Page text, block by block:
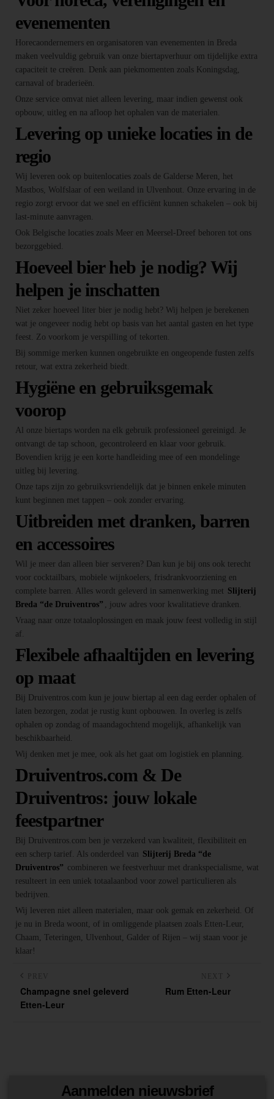
evenementen
Horecaondernemers en organisatoren van evenementen in Breda
maken veelvuldig gebruik van onze biertapverhuur om tijdelijke extra
capaciteit te creëren. Denk aan piekmomenten zoals Koningsdag,
carnaval of braderieën.
Onze service omvat niet alleen levering, maar indien gewenst ook
opbouw, uitleg en na afloop het ophalen van de materialen.
Levering op unieke locaties in de
regio
Wij leveren ook op buitenlocaties zoals de Galderse Meren, het
Mastbos, Wolfslaar of een weiland in Ulvenhout. Onze ervaring in de
regio zorgt ervoor dat we snel en efficiënt kunnen schakelen – ook bij
last-minute aanvragen.
Ook Belgische locaties zoals Meer en Meersel-Dreef behoren tot ons
bezorggebied.
Hoeveel bier heb je nodig? Wij
helpen je inschatten
Niet zeker hoeveel liter bier je nodig hebt? Wij helpen je berekenen
wat je ongeveer nodig hebt op basis van het aantal gasten en het type
feest. Zo voorkom je verspilling of tekorten.
Bij sommige merken kunnen ongebruikte en ongeopende fusten zelfs
retour, wat extra zekerheid biedt.
Hygiëne en gebruiksgemak
voorop
Al onze biertaps worden na elk gebruik professioneel gereinigd. Je
ontvangt de tap schoon, gecontroleerd en klaar voor gebruik.
Bovendien krijg je een korte handleiding mee of een mondelinge
uitleg bij levering.
Onze taps zijn zo gebruiksvriendelijk dat je binnen enkele minuten
kunt beginnen met tappen – ook zonder ervaring.
Uitbreiden met dranken, barren
en accessoires
Wil je meer dan alleen bier serveren? Dan kun je bij ons ook terecht
voor cocktailbars, mobiele wijnkoelers, frisdrankvoorziening en
complete barren. Alles wordt geleverd in samenwerking met Slijterij
Breda “de Druiventros”
, jouw adres voor kwalitatieve dranken.
Vraag naar onze totaaloplossingen en maak jouw feest volledig in stijl
af.
Flexibele afhaaltijden en levering
op maat
Bij Druiventros.com kun je jouw biertap al een dag eerder ophalen of
laten bezorgen, zodat je rustig kunt opbouwen. In overleg is zelfs
ophalen op zondag of maandagochtend mogelijk, afhankelijk van
beschikbaarheid.
Wij denken met je mee, ook als het gaat om logistiek en planning.
Druiventros.com & De
Druiventros: jouw lokale
feestpartner
Bij Druiventros.com ben je verzekerd van kwaliteit, flexibiliteit en
een scherp tarief. Als onderdeel van Slijterij Breda “de
Druiventros” combineren we feestverhuur met drankspecialisme, wat
resulteert in een uniek totaalaanbod voor zowel particulieren als
bedrijven.
Wij leveren niet alleen materialen, maar ook gemak en zekerheid. Of
je nu in Breda woont, of in omliggende plaatsen zoals Etten-Leur,
Chaam, Teteringen, Ulvenhout, Galder of Rijen – wij staan voor je
klaar!
PREV
Champagne snel geleverd
Etten-Leur
NEXT
Rum Etten-Leur
Aanmelden nieuwsbrief